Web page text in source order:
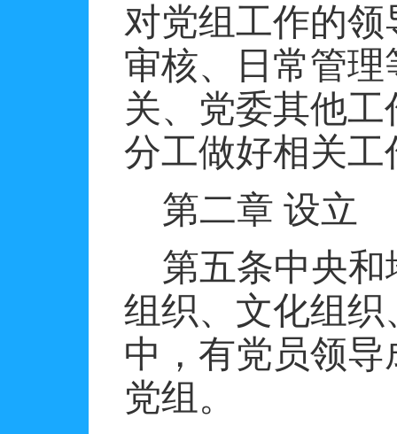
对党组工作的
审核、日常管
关、党委其他
分工做好相关工
第二章 设立
第五条中央
组织、文化组
中，有党员领导
党组。